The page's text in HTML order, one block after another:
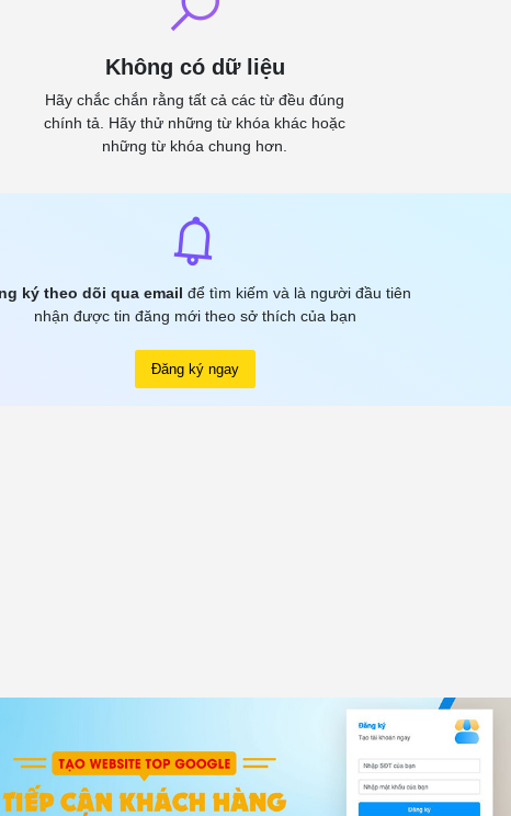
Không có dữ liệu
Hãy chắc chắn rằng tất cả các từ đều đúng
chính tả. Hãy thử những từ khóa khác hoặc
những từ khóa chung hơn.
ký theo dõi qua email để tìm kiếm và là người đầu tiên
nhận được tin đăng mới theo sở thích của bạn
Đăng ký ngay